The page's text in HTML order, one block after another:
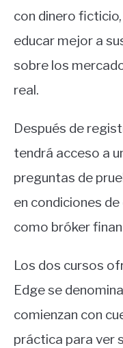
con dinero
educar mejor a
sobre los
real.
Después de
tendrá acceso a
preguntas de
en condiciones
como bróker
Los dos cursos
Edge se
comienzan con
práctica para ver